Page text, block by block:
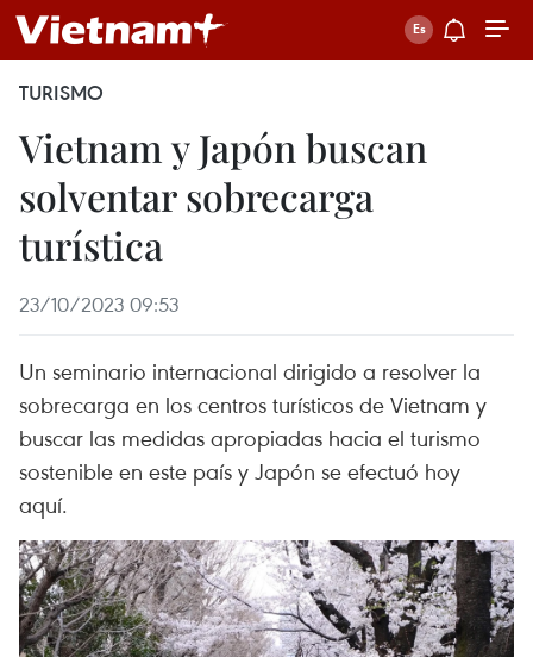
TURISMO
Vietnam y Japón buscan
solventar sobrecarga
turística
23/10/2023 09:53
Un seminario internacional dirigido a resolver la
sobrecarga en los centros turísticos de Vietnam y
buscar las medidas apropiadas hacia el turismo
sostenible en este país y Japón se efectuó hoy
aquí.